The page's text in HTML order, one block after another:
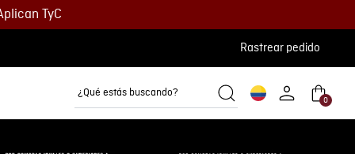
TyC
Rastrear pedido
¿Qué estás buscando?
0